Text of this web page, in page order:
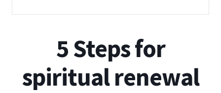
5 Steps for
spiritual renewal